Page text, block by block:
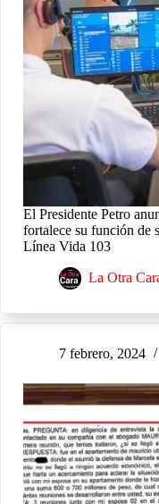
El Presidente Petro
fortalece su función de
Línea Vida 103
La Otra
7 febrero, 2024